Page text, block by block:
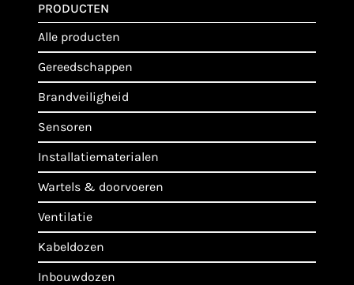
PRODUCTEN
alle producten
gereedschappen
brandveiligheid
sensoren
installatiematerialen
wartels & doorvoeren
ventilatie
kabeldozen
inbouwdozen